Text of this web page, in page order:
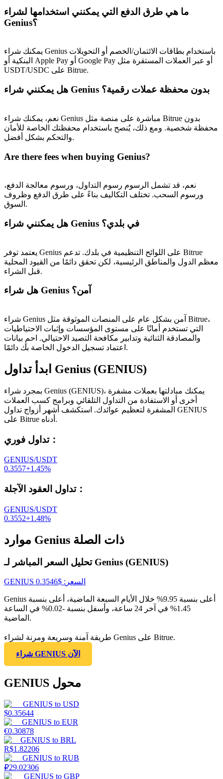
ما هي طرق الدفع التي يمكنني استخدامها لشراء
Genius؟
يمكنك شراء Genius باستخدام بطاقات الائتمان/الخصم أو التحويلات
البنكية أو Apple Pay أو Google Pay أو عبر العملات المستقرة مثل
USDT/USDC على Bitrue.
هل يمكنني شراء Genius بدون محفظة عملات رقمية؟
نعم، يمكنك شراء Genius مباشرة على منصة مثل Bitrue بدون
محفظة شخصية. ومع ذلك، يُنصح باستخدام محفظتك الخاصة للأمان
والتحكم بشكل أفضل.
Are there fees when buying Genius?
نعم، قد تشمل الرسوم رسوم التداول، ورسوم معالجة الدفع،
ورسوم السحب. تختلف التكاليف بناءً على طرق الدفع وظروف
السوق.
هل يمكنني شراء Genius في بلدي؟
يعتمد توفر Genius على اللوائح التنظيمية في بلدك. تدعم Bitrue
معظم الدول والمناطق الرئيسية، لكن تحقق دائمًا من القيود المحلية
قبل الشراء.
هل شراء Genius آمن؟
شراء Genius آمن بشكل عام على المنصات الموثوقة مثل Bitrue،
التي تستخدم أمانًا على مستوى المؤسسات وإثبات الاحتياطيات
والمصادقة الثنائية وتدابير مكافحة التصيد الاحتيالي. احمِ بيانات
اعتماد تسجيل الدخول الخاصة بك دائمًا.
ابدأ تداول Genius (GENIUS)
بمجرد شراء Genius (GENIUS)، يمكنك مبادلتها بعملات مشفرة
أخرى أو الاستفادة من التداول التلقائي وبرامج كسب العملات
المشفرة لتعظيم عوائدك. استكشف أشهر أزواج تداول GENIUS
على Bitrue أدناه.
تداول فوري：
GENIUS/USDT
0.3557+1.45%
تداول العقود الآجلة：
GENIUS/USDT
0.3552+1.48%
موارد Genius ذات الصلة
تحليل السعر المباشر لـ Genius (GENIUS)
GENIUS السعر : $
0.3546
Genius أعلى بنسبة 9.95% خلال الأيام السبعة الماضية، أعلى بنسبة
1.45% في آخر 24 ساعة، وأسفل بنسبة -0.02% في الساعة
الماضية.
طريقة آمنة وسريعة ومرنة لشراء Genius على Bitrue.
شراء GENIUS الآن
GENIUS محول
GENIUS to USD
$0.35644
GENIUS to EUR
€0.30878
GENIUS to BRL
R$1.82206
GENIUS to RUB
₽29.02306
GENIUS to GBP